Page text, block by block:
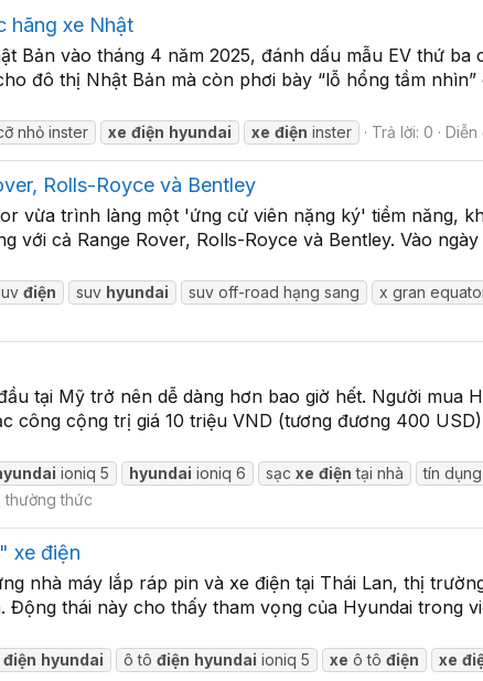
hãng xe Nhật
Bản vào tháng 4 năm 2025, đánh dấu mẫu EV thứ
đô thị Nhật Bản mà còn phơi bày “lỗ hổng tầm
nhỏ inster xe điện hyundai xe điện inster Trả lời: 0
Rolls-Royce và Bentley
vừa trình làng một 'ứng cử viên nặng ký' tiềm năng,
cả Range Rover, Rolls-Royce và Bentley. Vào
điện suv hyundai suv off-road hạng sang x gran
tại Mỹ trở nên dễ dàng hơn bao giờ hết. Người mua
công cộng trị giá 10 triệu VND (tương đương 400
ioniq 5 hyundai ioniq 6 sạcxe điện tại nhà
tín
thường thức
xe điện
nhà máy lắp ráp pin và xe điện tại Thái Lan, thị
thái này cho thấy tham vọng của Hyundai trong
điện hyundai ô tô điện hyundai ioniq 5 xe ô tô điện xe